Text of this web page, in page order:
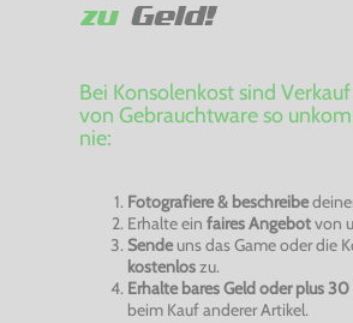
zuGeld!
Bei Konsolenkost sind
von Gebrauchtware so
nie:
Fotografiere & beschreibe
Erhalte ein faires Angebotvon
Sendeuns das Game oder die
kostenloszu.
Erhalte bares Geld oder plus
beim Kauf anderer Artikel.